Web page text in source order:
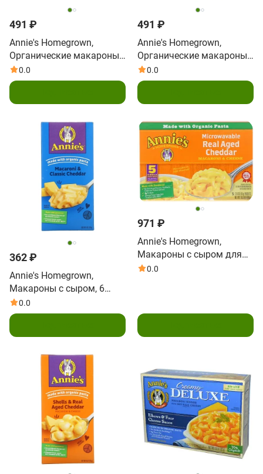
491 ₽
Annie's Homegrown,
Органические макароны
и сыр, ракушки и белый
чеддер, 6 унций (170 г)
0.0
491 ₽
Annie's Homegrown,
Органические макароны
и сыр, классический
чеддер, 6 унций (170 г)
0.0
362 ₽
Annie's Homegrown,
Макароны с сыром, 6
унций (170 г)
0.0
971 ₽
Annie's Homegrown,
Макароны с сыром для
микроволновой печи,
0.0